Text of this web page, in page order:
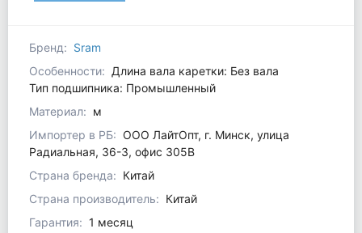
Бренд: Sram
Особенности: Длина вала каретки: Без вала
Тип подшипника: Промышленный
Материал: м
Импортер в РБ: ООО ЛайтОпт, г. Минск, улица
Радиальная, 36-3, офис 305В
Страна бренда: Китай
Страна производитель: Китай
Гарантия: 1 месяц